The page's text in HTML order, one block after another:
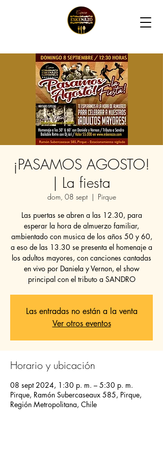
¡PASAMOS AGOSTO!
| La fiesta
dom, 08 sept
  |
Pirque
Las puertas se abren a las 12.30, para
esperar la hora de almuerzo familiar,
ambientado con musica de los años 50 y 60,
a eso de las 13.30 se presenta el homenaje a
los adultos mayores, con canciones cantadas
en vivo por Daniela y Vernon, el show
principal con el tributo a SANDRO
Las entradas no están a la venta
Ver otros eventos
Horario y ubicación
08 sept 2024, 1:30 p. m. – 5:30 p. m.
Pirque, Ramón Subercaseaux 585, Pirque,
Región Metropolitana, Chile